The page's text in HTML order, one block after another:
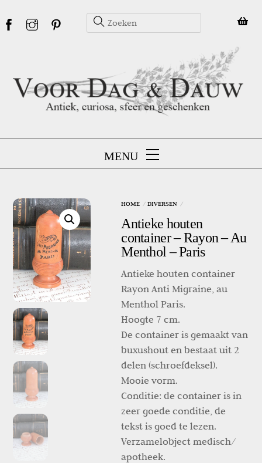
to
MENU
HOME DIVERSEN
Antieke houten
container – Rayon – Au
Menthol – Paris
Antieke houten container
Rayon Anti Migraine, au
Menthol Paris.
Hoogte 7 cm.
De container is gemaakt van
buxushout en bestaat uit 2
delen (schroefdeksel).
Mooie vorm.
Conditie: de container is in
zeer goede conditie, de
tekst is goed te lezen.
Verzamelobject medisch/
apotheek.